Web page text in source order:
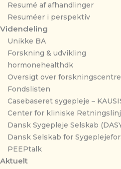
Resumé af afhandlinger
Resuméer i perspektiv
Videndeling
Unikke BA
Forskning & udvikling
hormonehealthdk
Oversigt over forskningscentre
Fondslisten
Casebaseret sygepleje –
Center for kliniske
Dansk Sygepleje Selskab
Dansk Selskab for
PEEPtalk
Aktuelt